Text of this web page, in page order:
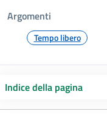
Argomenti
Tempo libero
Indice della pagina